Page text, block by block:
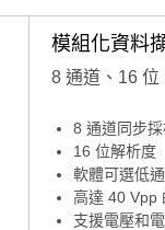
模組化資料
8 通道、16 位
8 通道同步
16 位解析度
軟體可選低
高達 40 Vpp
支援電壓和